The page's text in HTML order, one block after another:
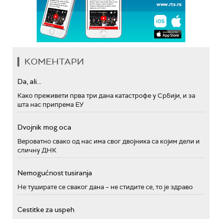
КОМЕНТАРИ
Da, ali...
Како преживети прва три дана катастрофе у Србији, и за
шта нас припрема ЕУ
Dvojnik mog oca
Вероватно свако од нас има свог двојника са којим дели и
сличну ДНК
Nemogućnost tusiranja
Не туширате се сваког дана – не стидите се, то је здраво
Cestitke za uspeh